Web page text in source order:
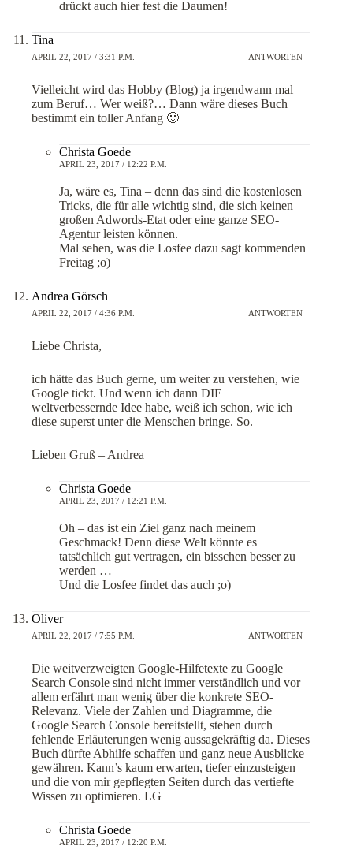
drückt auch hier fest die Daumen!
Tina
APRIL 22, 2017 / 3:31 P.M. ANTWORTEN
Vielleicht wird das Hobby (Blog) ja irgendwann mal
zum Beruf… Wer weiß?… Dann wäre dieses Buch
bestimmt ein toller Anfang 🙂
Christa Goede
APRIL 23, 2017 / 12:22 P.M.
Ja, wäre es, Tina – denn das sind die kostenlosen
Tricks, die für alle wichtig sind, die sich keinen
großen Adwords-Etat oder eine ganze SEO-
Agentur leisten können.
Mal sehen, was die Losfee dazu sagt kommenden
Freitag ;o)
Andrea Görsch
APRIL 22, 2017 / 4:36 P.M. ANTWORTEN
Liebe Christa,
ich hätte das Buch gerne, um weiter zu verstehen, wie
Google tickt. Und wenn ich dann DIE
weltverbessernde Idee habe, weiß ich schon, wie ich
diese superst unter die Menschen bringe. So.
Lieben Gruß – Andrea
Christa Goede
APRIL 23, 2017 / 12:21 P.M.
Oh – das ist ein Ziel ganz nach meinem
Geschmack! Denn diese Welt könnte es
tatsächlich gut vertragen, ein bisschen besser zu
werden …
Und die Losfee findet das auch ;o)
Oliver
APRIL 22, 2017 / 7:55 P.M. ANTWORTEN
Die weitverzweigten Google-Hilfetexte zu Google
Search Console sind nicht immer verständlich und vor
allem erfährt man wenig über die konkrete SEO-
Relevanz. Viele der Zahlen und Diagramme, die
Google Search Console bereitstellt, stehen durch
fehlende Erläuterungen wenig aussagekräftig da. Dieses
Buch dürfte Abhilfe schaffen und ganz neue Ausblicke
gewähren. Kann’s kaum erwarten, tiefer einzusteigen
und die von mir gepflegten Seiten durch das vertiefte
Wissen zu optimieren. LG
Christa Goede
APRIL 23, 2017 / 12:20 P.M.